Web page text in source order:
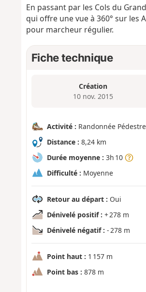
En passant par les Cols du
qui offre une vue à 360° sur les
pour marcheur régulier.
Fiche technique
Création
10 nov. 2015
Activité : Randonnée Pédestre
Distance : 8,24 km
Durée moyenne : 3h 10
Difficulté : Moyenne
Retour au départ : Oui
Dénivelé positif : + 278 m
Dénivelé négatif : - 278 m
Point haut : 1 157 m
Point bas : 878 m